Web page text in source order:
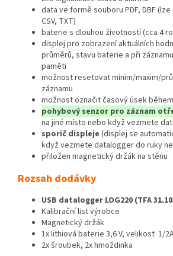
data ve formě souboru PDF, DBF
CSV, TXT)
baterie s dlouhou životností (cca 4
displej pro zobrazení aktuálních
průměrů, stavu baterie a při
paměti
možnost resetovat minim/maxim/
záznamu
možnost označit časový úsek
pohybový senzor pro záznam
na jiné místo nebo když vezmete
sporič displeje (displej se
když vezmete datalogger do ruky
přiložen magnetický držák na stěnu
Rozsah dodávky
USB datalogger LOG220 (TFA
Kalibrační list výrobce
Magnetický držák
1x lithiová baterie 3,6 V, velikost 1/
2x šroubek, 2x hmoždinka